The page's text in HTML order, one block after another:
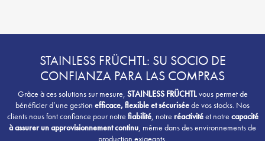
STAINLESS FRÜCHTL: SU SOCIO DE
CONFIANZA PARA LAS COMPRAS
Grâce à ces solutions sur mesure, STAINLESS FRÜCHTLvous permet de
bénéficier d’une gestion efficace, flexible et sécuriséede vos stocks. Nos
clients nous font confiance pour notre fiabilité, notre réactivitéet notre capacité
à assurer un approvisionnement continu, même dans des environnements de
production exigeants.